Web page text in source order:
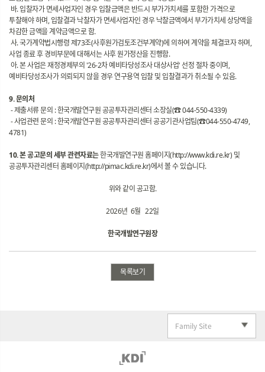
바. 입찰자가 면세사업자인 경우 입찰금액은 반드시 부가가치세를 포함한 가격으로
투찰해야 하며, 입찰결과 낙찰자가 면세사업자인 경우 낙찰금액에서 부가가치세 상당액을
차감한 금액을 계약금액으로 함.
사. 국가계약법시행령 제73조(사후원가검토조건부계약)에 의하여 계약을 체결코자 하며,
사업 종료 후 경비부문에 대해서는 사후 원가정산을 진행함.
아. 본 사업은 재정경제부의 '26-2차 예비타당성조사 대상사업' 선정 절차 중이며,
예비타당성조사가 의뢰되지 않을 경우 연구용역 입찰 및 입찰결과가 취소될 수 있음.
9. 문의처
- 제출서류 문의 : 한국개발연구원 공공투자관리센터 소장실(☎ 044-550-4339)
- 사업관련 문의 : 한국개발연구원 공공투자관리센터 공공기관사업팀(☎044-550-4749,
4781)
10. 본 공고문의 세부 관련자료는한국개발연구원 홈페이지(http://www.kdi.re.kr) 및
공공투자관리센터 홈페이지(http://pimac.kdi.re.kr)에서 볼 수 있습니다.
위와 같이 공고함.
2026년 6월 22일
한국개발연구원장
목록보기
Family Site